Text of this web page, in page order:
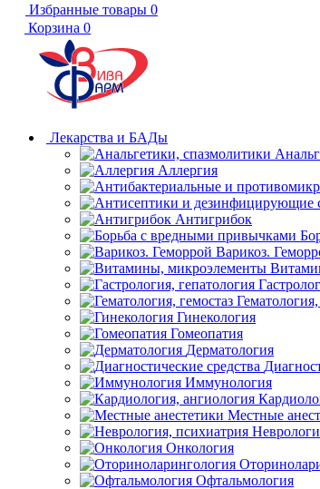
Избранные товары 0
Корзина 0
Лекарства и БАДы
Аллергия
Антигрибок
Варикоз.
Гинекология
Гомеопатия
Дерматология
Иммунология
Местные
Онкология
Офтальмология